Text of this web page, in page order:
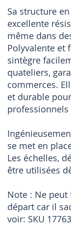
Sa structure
excellente
même dans
Polyvalente et
sintègre
quateliers,
commerces.
et durable
se met en
Les échelles,
être utilisées
Note : Ne
départ car il
voir: SKU